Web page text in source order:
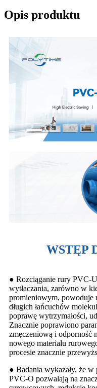
Opis produktu
WSTĘP
● Rozciąganie rury PVC-
wytłaczania, zarówno w
promieniowym, powoduje
długich łańcuchów
poprawę wytrzymałości,
Znacznie poprawiono
zmęczeniową i odporność
nowego materiału
procesie znacznie
● Badania wykazały, że
PVC-O pozwalają na